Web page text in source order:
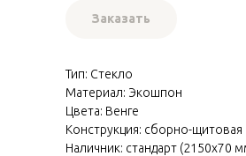
Заказать
Тип: Стекло
Материал: Экошпон
Цвета: Венге
Конструкция: сборно-щитовая
Наличник: стандарт (2150х70